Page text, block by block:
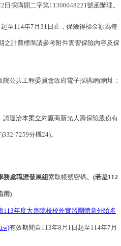
採購開二字第11300048221號函辦理。
至114年7月31日止，保險得標金額為每
之計費標準請參考附件實習保險內容及保
公共工程委員會政府電子採購網(網址：
逕洽本案立約廠商新光人壽保險股份有
7259分機24)。
務處職涯發展組索取帳號密碼。 (若是112
用)
113年度大專院校校外實習團體意外險名
有效期間自113年8月1日起至114年7月